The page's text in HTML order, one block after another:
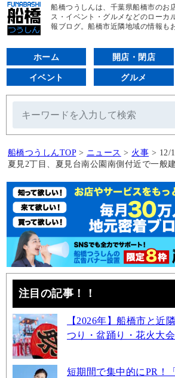
船橋つうしんは、千葉県船橋市のお
ス・イベント・グルメなどのローカ
報ブログ。船橋市近隣地域の情報も
ホーム 開店・閉店
イベント グルメ
船橋つうしんTOP > ニュース > 火事 > 12/
夏見2丁目、夏見台南公園南側付近で一般
注目の記事！！
【2026年】船橋市と近
つり・盆踊り・花火大
短期間で集中的にPR！